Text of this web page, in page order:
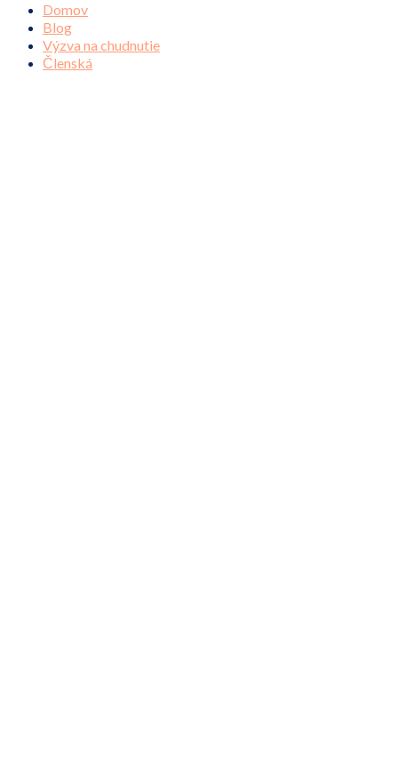
Domov
Blog
Výzva na chudnutie
Členská